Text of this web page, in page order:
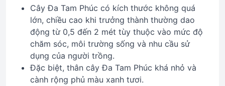
Cây Đa Tam Phúc có kích thước không quá
lớn, chiều cao khi trưởng thành thường dao
động từ 0,5 đến 2 mét tùy thuộc vào mức độ
chăm sóc, môi trường sống và nhu cầu sử
dụng của người trồng.
Đặc biệt, thân cây Đa Tam Phúc khá nhỏ và
cành rộng phủ màu xanh tươi.